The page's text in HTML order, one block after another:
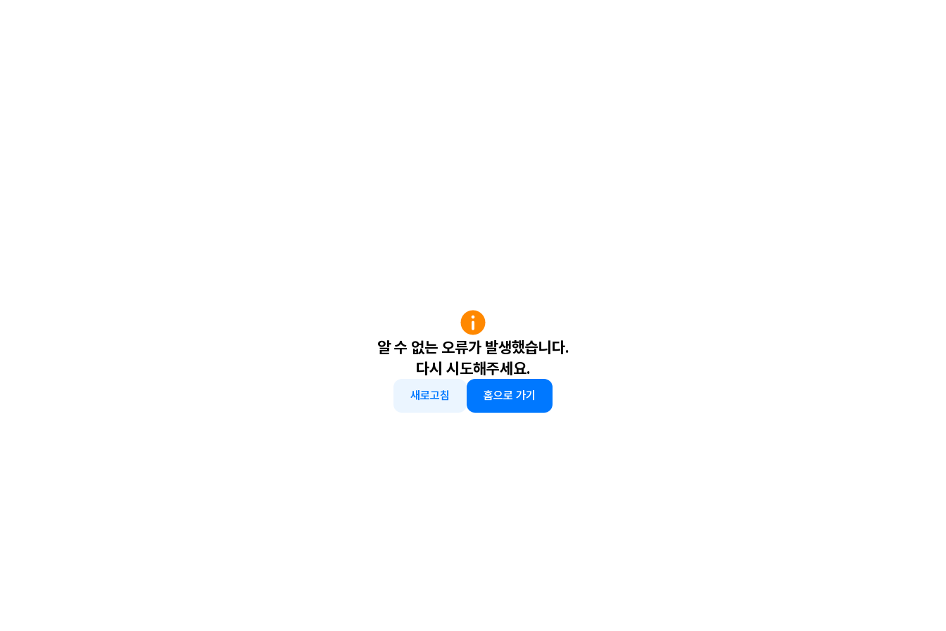
알 수 없는 오류가 발생했습니다.
다시 시도해주세요.
새로고침 홈으로 가기